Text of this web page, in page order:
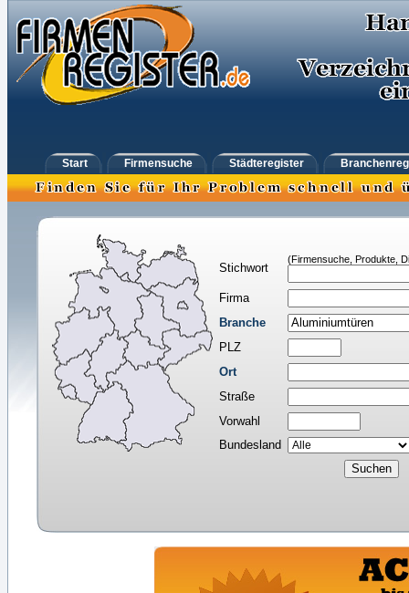
Start Firmensuche Städteregister
Stichwort
(Firmensuche, Produkte,
Firma
Branche
PLZ
Ort
Straße
Vorwahl
Bundesland